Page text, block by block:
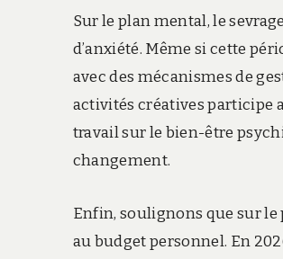
Sur le plan mental, le
d’anxiété. Même si cette
avec des mécanismes de
activités créatives participe
travail sur le bien-être
changement.
Enfin, soulignons que sur
au budget personnel. En